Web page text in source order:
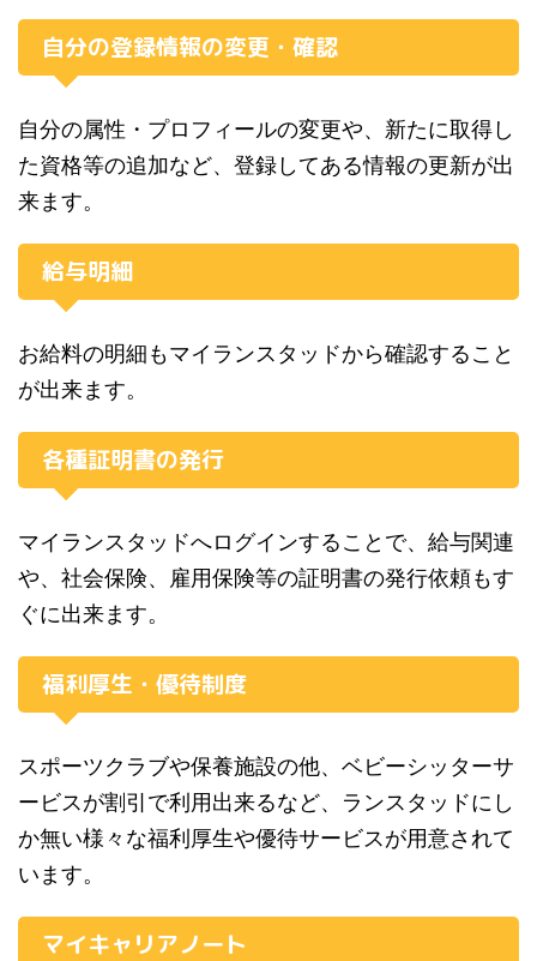
自分の登録情報の変更・確認
自分の属性・プロフィールの変更や、新たに取得し
た資格等の追加など、登録してある情報の更新が出
来ます。
給与明細
お給料の明細もマイランスタッドから確認すること
が出来ます。
各種証明書の発行
マイランスタッドへログインすることで、給与関連
や、社会保険、雇用保険等の証明書の発行依頼もす
ぐに出来ます。
福利厚生・優待制度
スポーツクラブや保養施設の他、ベビーシッターサ
ービスが割引で利用出来るなど、ランスタッドにし
か無い様々な福利厚生や優待サービスが用意されて
います。
マイキャリアノート